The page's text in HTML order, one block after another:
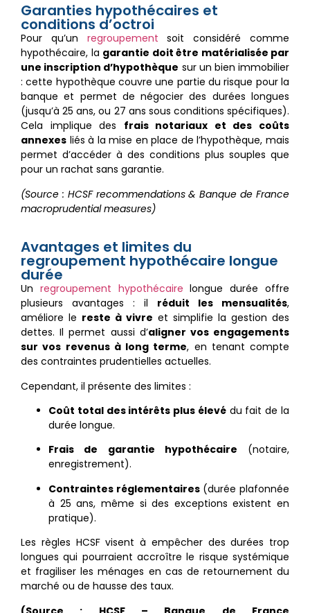
Garanties hypothécaires et
conditions d’octroi
Pour qu’un regroupement soit considéré comme
hypothécaire, la garantie doit être matérialisée par
une inscription d’hypothèque sur un bien immobilier
: cette hypothèque couvre une partie du risque pour la
banque et permet de négocier des durées longues
(jusqu’à 25 ans, ou 27 ans sous conditions spécifiques).
Cela implique des frais notariaux et des coûts
annexes liés à la mise en place de l’hypothèque, mais
permet d’accéder à des conditions plus souples que
pour un rachat sans garantie.
(Source : HCSF recommendations & Banque de France
macroprudential measures)
Avantages et limites du
regroupement hypothécaire longue
durée
Un regroupement hypothécaire longue durée offre
plusieurs avantages : il réduit les mensualités,
améliore le reste à vivre et simplifie la gestion des
dettes. Il permet aussi d’aligner vos engagements
sur vos revenus à long terme, en tenant compte
des contraintes prudentielles actuelles.
Cependant, il présente des limites :
Coût total des intérêts plus élevédu fait de la
durée longue.
Frais de garantie hypothécaire (notaire,
enregistrement).
Contraintes réglementaires(durée plafonnée
à 25 ans, même si des exceptions existent en
pratique).
Les règles HCSF visent à empêcher des durées trop
longues qui pourraient accroître le risque systémique
et fragiliser les ménages en cas de retournement du
marché ou de hausse des taux.